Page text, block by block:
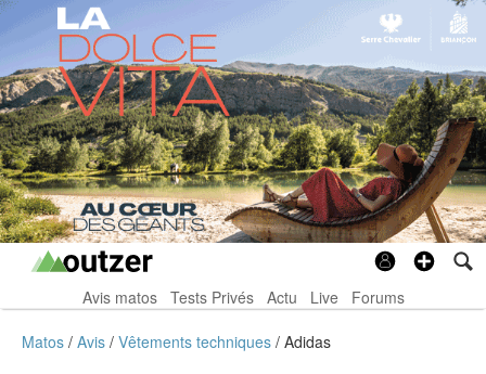
Avis matos Tests Privés Actu Live Forums
Matos Avis Vêtements techniques Adidas